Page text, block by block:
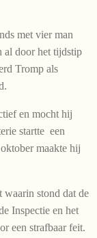
met vier man
al door het tijdstip
Tromp als
en mocht hij
startte een
maakte hij
stond dat de
Inspectie en het
een strafbaar feit.